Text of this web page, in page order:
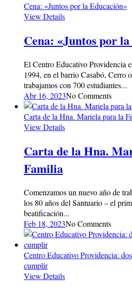
Cena: «Juntos por la Educación»
View Details
Cena: «Juntos por
El Centro Educativo Providencia
1994, en el barrio Casabó, Cerro
trabajamos con 700 estudiantes...
Abr 16, 2023No Comments
Carta de la Hna. Mariela para la
View Details
Carta de la Hna.
Familia
Comenzamos un nuevo año de
los 80 años del Santuario – el
beatificación...
Feb 18, 2023No Comments
Centro Educativo Providencia:
cumplir
View Details